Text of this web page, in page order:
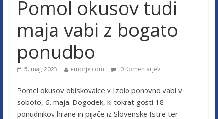
Pomol okusov tudi
maja vabi z bogato
ponudbo
5. maj, 2023 emorje.com 0 Komentarjev
Pomol okusov obiskovalce v Izolo ponovno vabi v
soboto, 6. maja. Dogodek, ki tokrat gosti 18
ponudnikov hrane in pijače iz Slovenske Istre ter